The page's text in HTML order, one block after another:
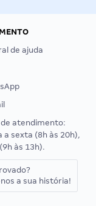
de ajuda
atendimento:
a sexta (8h às 20h),
às 13h).
a sua história!